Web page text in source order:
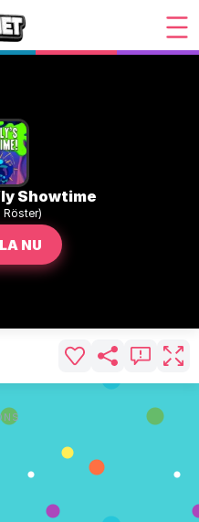
Showtime
Röster)
NU